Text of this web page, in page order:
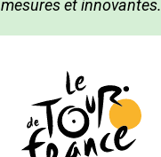
mesures et innovantes.